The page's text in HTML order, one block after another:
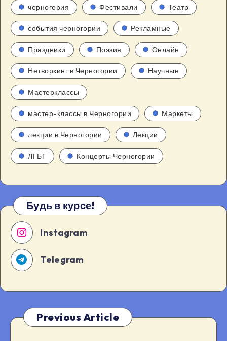
черногория Фестивали Театр
события черногории Рекламные
Праздники Поэзия Онлайн
Нетворкинг в Черногории Научные
Мастерклассы
мастер-классы в Черногории Маркеты
лекции в Черногории Лекции
ЛГБТ Концерты Черногории
Будь в курсе!
Instagram
Telegram
Previous Article